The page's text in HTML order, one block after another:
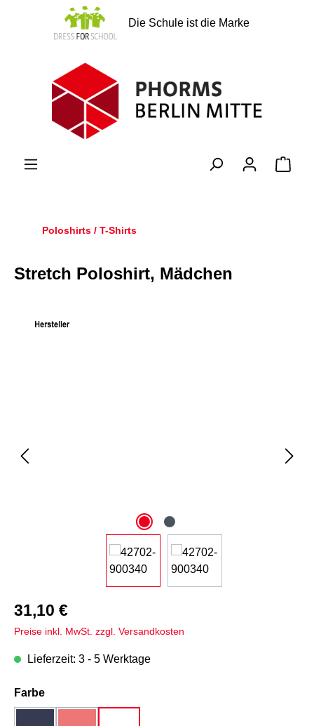
springen
Die Schule ist die Marke
Poloshirts / T-Shirts
Stretch Poloshirt, Mädchen
31,10 €
Preise inkl. MwSt. zzgl. Versandkosten
Lieferzeit: 3 - 5 Werktage
Farbeauswählen